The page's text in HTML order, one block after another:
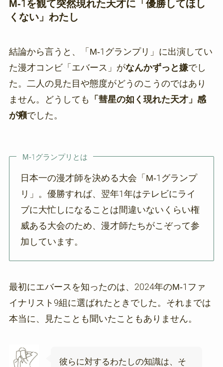
M-1を観て突然現れた天才に「優勝してほし
くない」わたし
結論から言うと、「M-1グランプリ」に出演してい
た漫才コンビ「エバース」がなんかずっと嫌でし
た。二人の見た目や態度がどうのこうのではあり
ません。どうしても
「彗星の如く現れた天才」感
が癪でした。
M-1グランプリとは
日本一の漫才師を決める大会「M-1グランプ
リ」。優勝すれば、翌年1年はテレビにライ
ブに大忙しになることは間違いないくらい権
威ある大会のため、漫才師たちがこぞって参
加しています。
最初にエバースを知ったのは、2024年のM-1ファ
イナリスト9組に選ばれたときでした。それまでは
本当に、見たことも聞いたこともありません。
彼らに対するわたしの知識は、そ